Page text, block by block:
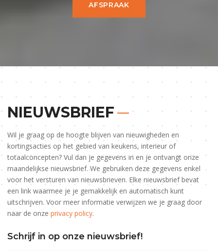
AFSPRAAK
NIEUWSBRIEF
Wil je graag op de hoogte blijven van nieuwigheden en
kortingsacties op het gebied van keukens, interieur of
totaalconcepten? Vul dan je gegevens in en je ontvangt onze
maandelijkse nieuwsbrief. We gebruiken deze gegevens enkel
voor het versturen van nieuwsbrieven. Elke nieuwsbrief bevat
een link waarmee je je gemakkelijk en automatisch kunt
uitschrijven. Voor meer informatie verwijzen we je graag door
naar de onze privacy policy.
Schrijf in op onze nieuwsbrief!